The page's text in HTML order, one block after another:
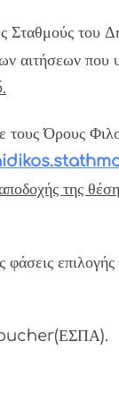
του
αιτήσεων που
τους Όρους
της
επιλογής
voucher(ΕΣΠΑ).